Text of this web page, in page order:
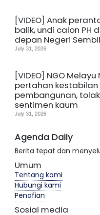
[VIDEO] Anak
balik, undi calon PH
depan Negeri
July 31, 2026
[VIDEO] NGO
pertahan
pembangunan,
sentimen kaum
July 31, 2026
Agenda Daily
Berita tepat dan
Umum
Tentang kami
Hubungi kami
Penafian
Sosial media